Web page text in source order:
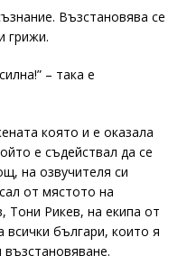
Възстановява се
грижи.
– така е
която и е оказала
е съдействал да се
на озвучителя си
от мястото на
Тони Рикев, на екипа от
всички българи, които я